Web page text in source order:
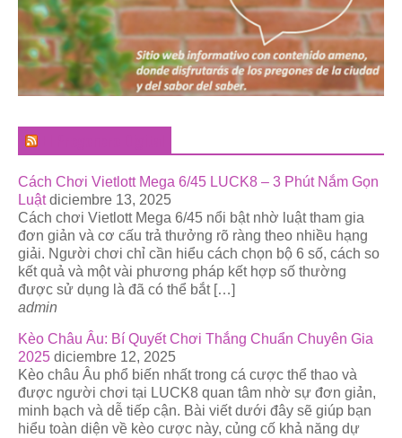
Cách Chơi Vietlott Mega 6/45 LUCK8 – 3 Phút Nắm Gọn
Luật diciembre 13, 2025
Cách chơi Vietlott Mega 6/45 nổi bật nhờ luật tham gia
đơn giản và cơ cấu trả thưởng rõ ràng theo nhiều hạng
giải. Người chơi chỉ cần hiểu cách chọn bộ 6 số, cách so
kết quả và một vài phương pháp kết hợp số thường
được sử dụng là đã có thể bắt […]
admin
Kèo Châu Âu: Bí Quyết Chơi Thắng Chuẩn Chuyên Gia
2025 diciembre 12, 2025
Kèo châu Âu phổ biến nhất trong cá cược thể thao và
được người chơi tại LUCK8 quan tâm nhờ sự đơn giản,
minh bạch và dễ tiếp cận. Bài viết dưới đây sẽ giúp bạn
hiểu toàn diện về kèo cược này, củng cố khả năng dự